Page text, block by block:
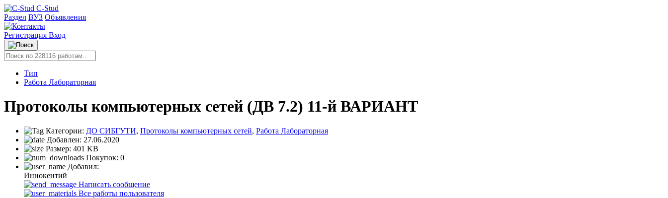
C-Stud
Раздел ВУЗ Объявления
Регистрация Вход
Тип
Работа Лабораторная
Протоколы компьютерных сетей (ДВ 7.2) 11-й ВАРИАНТ
Категории: ДО СИБГУТИ, Протоколы компьютерных сетей, Работа Лабораторная
Добавлен: 27.06.2020
Размер: 401 KB
Покупок: 0
Добавил:
Иннокентий
Написать сообщение
Все работы пользователя